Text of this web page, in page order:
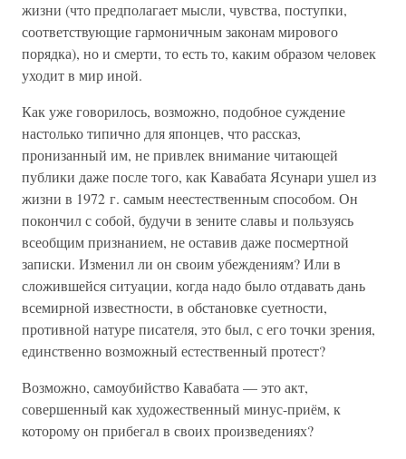
жизни (что предполагает мысли, чувства, поступки,
соответствующие гармоничным законам мирового
порядка), но и смерти, то есть то, каким образом человек
уходит в мир иной.
Как уже говорилось, возможно, подобное суждение
настолько типично для японцев, что рассказ,
пронизанный им, не привлек внимание читающей
публики даже после того, как Кавабата Ясунари ушел из
жизни в 1972 г. самым неестественным способом. Он
покончил с собой, будучи в зените славы и пользуясь
всеобщим признанием, не оставив даже посмертной
записки. Изменил ли он своим убеждениям? Или в
сложившейся ситуации, когда надо было отдавать дань
всемирной известности, в обстановке суетности,
противной натуре писателя, это был, с его точки зрения,
единственно возможный естественный протест?
Возможно, самоубийство Кавабата — это акт,
совершенный как художественный минус-приём, к
которому он прибегал в своих произведениях?